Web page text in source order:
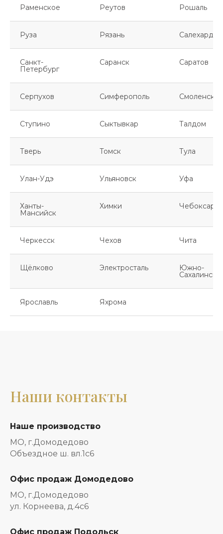
Раменское Реутов Рошаль
Руза Рязань Салехард
Санкт-
Петербург
Саранск Саратов
Серпухов Симферополь Смоленск
Ступино Сыктывкар Талдом
Тверь Томск Тула
Улан-Удэ Ульяновск Уфа
Ханты-
Мансийск
Химки Чебоксары
Черкесск Чехов Чита
Щёлково Электросталь Южно-
Сахалинск
Ярославль Яхрома
Наши контакты
Наше производство
МО, г.Домодедово
Объездное ш. вл.1с6
Офис продаж Домодедово
МО, г.Домодедово
ул. Корнеева, д.4с6
Офис продаж Подольск